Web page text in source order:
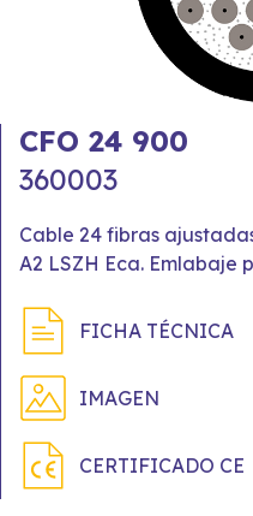
CFO 24 900
360003
Cable 24 fibras
A2 LSZH Eca. Emlabaje
FICHA TÉCNICA
IMAGEN
CERTIFICADO CE